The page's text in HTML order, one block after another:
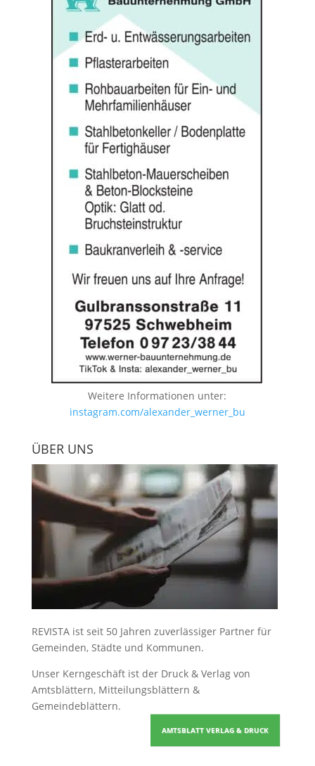
Weitere Informationen unter:
instagram.com/alexander_werner_bu
ÜBER UNS
REVISTA ist seit 50 Jahren zuverlässiger Partner für
Gemeinden, Städte und Kommunen.
Unser Kerngeschäft ist der Druck & Verlag von
Amtsblättern, Mitteilungsblättern &
Gemeindeblättern.
AMTSBLATT VERLAG & DRUCK